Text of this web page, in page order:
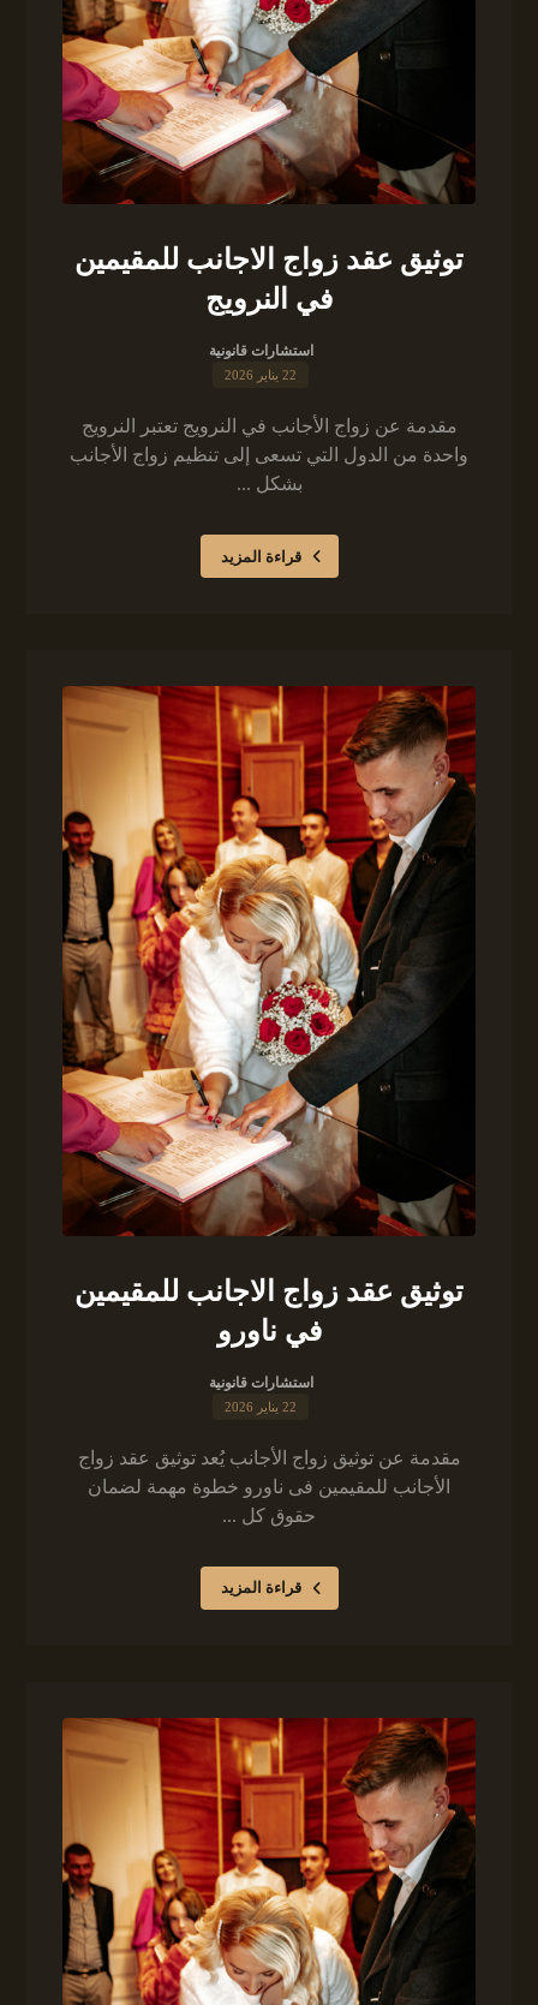
توثيق عقد زواج الاجانب للمقيمين
في النرويج
استشارات قانونية
22 يناير 2026
مقدمة عن زواج الأجانب في النرويج تعتبر النرويج
واحدة من الدول التي تسعى إلى تنظيم زواج الأجانب
بشكل ...
قراءة المزيد
توثيق عقد زواج الاجانب للمقيمين
في ناورو
استشارات قانونية
22 يناير 2026
مقدمة عن توثيق زواج الأجانب يُعد توثيق عقد زواج
الأجانب للمقيمين فى ناورو خطوة مهمة لضمان
حقوق كل ...
قراءة المزيد